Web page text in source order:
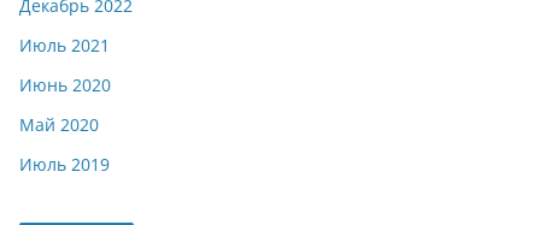
Декабрь 2022
Июль 2021
Июнь 2020
Май 2020
Июль 2019